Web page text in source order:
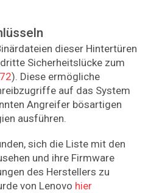
dieser Hintertüren
Sicherheitslücke zum
). Diese ermögliche
auf das System
Angreifer bösartigen
ausführen.
sich die Liste mit den
und ihre Firmware
des Herstellers zu
von Lenovo hier